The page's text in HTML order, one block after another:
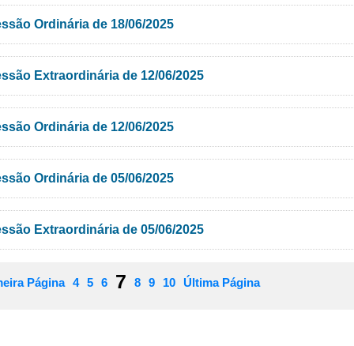
Ordinária de 18/06/2025
Extraordinária de 12/06/2025
Ordinária de 12/06/2025
Ordinária de 05/06/2025
Extraordinária de 05/06/2025
Página 4 5 6 7 8 9 10 Última Página